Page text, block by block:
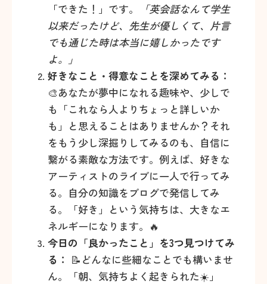
「できた！」です。
「英会話なんて学生
以来だったけど、先生が優しくて、片言
でも通じた時は本当に嬉しかったです
よ。」
好きなこと・得意なことを深めてみる：
🎨あなたが夢中になれる趣味や、少しで
も「これなら人よりちょっと詳しいか
も」と思えることはありませんか？それ
をもう少し深掘りしてみるのも、自信に
繋がる素敵な方法です。例えば、好きな
アーティストのライブに一人で行ってみ
る。自分の知識をブログで発信してみ
る。「好き」という気持ちは、大きなエ
ネルギーになります。🔥
今日の「良かったこと」を3つ見つけてみ
る： 📝どんなに些細なことでも構いませ
ん。「朝、気持ちよく起きられた☀️」